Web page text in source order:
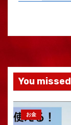
You missed
お金